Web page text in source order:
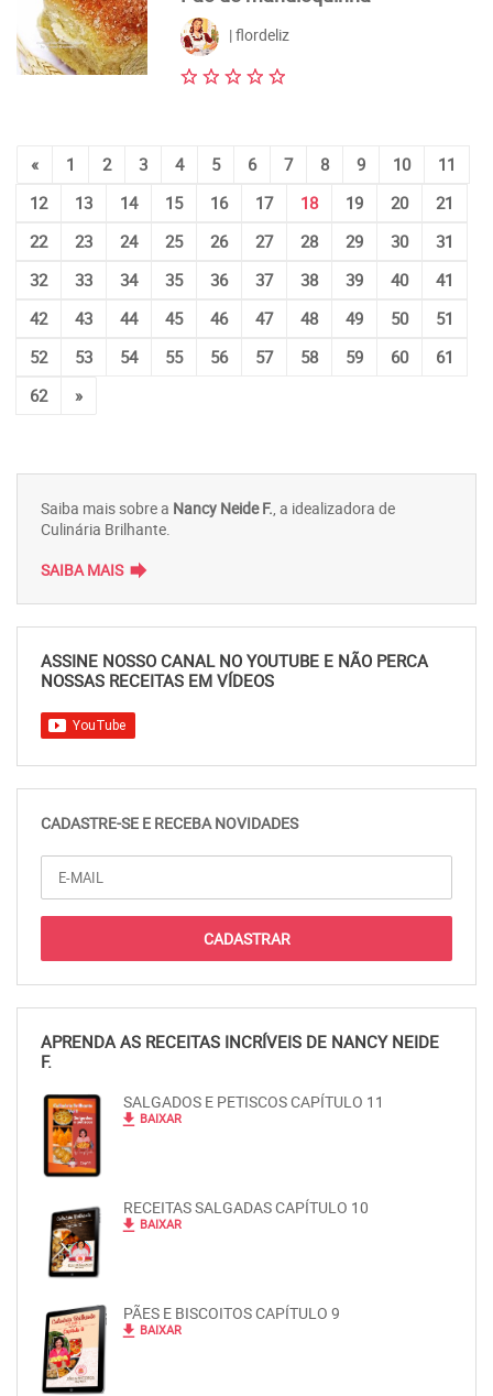
| flordeliz
« 1 2 3 4 5 6 7 8 9 10
11
12
13 14 15 16 17 18 19 20
21
22
23 24 25 26 27 28 29 30
31
32
33 34 35 36 37 38 39 40
41
42
43 44 45 46 47 48 49 50
51
52
53 54 55 56 57 58 59 60
61
62
»
Saiba mais sobre a Nancy Neide F., a idealizadora de
Culinária Brilhante.
SAIBA MAIS forward
ASSINE NOSSO CANAL NO YOUTUBE E NÃO PERCA
NOSSAS RECEITAS EM VÍDEOS
CADASTRE-SE E RECEBA NOVIDADES
APRENDA AS RECEITAS INCRÍVEIS DE NANCY NEIDE
F.
SALGADOS E PETISCOS CAPÍTULO 11
file_download BAIXAR
RECEITAS SALGADAS CAPÍTULO 10
file_download BAIXAR
PÃES E BISCOITOS CAPÍTULO 9
file_download BAIXAR